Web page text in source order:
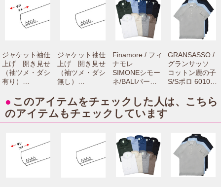
ジャケット袖仕
上げ 開き見せ
（袖ツメ・ダシ
有り）
ミシモ）online
shopで商品をお
買上げの方専用
ジャケット袖仕
上げ 開き見せ
（袖ツメ・ダシ
無し）
ミシモ）online
shopで商品をお
買上げの方専用
Finamore / フィ
ナモレ
SIMONEシモー
ネ/BALIバーリ
ェイワイドカラ
ーシャツ C0650
71061001012
GRANSASSO /
グランサッソ
コットン鹿の子
S/Sポロ 60103/
0003
● このアイテムをチェックした人は、こちら
のアイテムもチェックしています